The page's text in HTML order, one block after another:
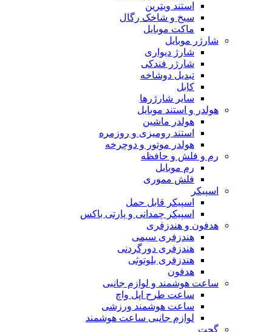
استند ویترین
سیخ و شاخک رگال
ماکت موبایل
شارژر موبایل
شارژ دیواری
شارژر فندکی
تبدیل دوشاخه
کابل
سایر شارژرها
هولدر و استند موبایل
هولدر ماشین
استند رومیزی و روزمره
هولدر موتور و دوچرخه
رم و فلش و حافظه
رم موبایل
فلش مموری
اسپیکر
اسپیکر قابل حمل
اسپیکر چمدانی و پارتی باکس
هدفون و هندزفری
هندزفری سیمی
هندزفری دورگردنی
هندزفری بلوتوثی
هدفون
ساعت هوشمند و لوازم جانبی
ساعت طرح اپل واچ
ساعت هوشمند ورزشی
لوازم جانبی ساعت هوشمند
گجت